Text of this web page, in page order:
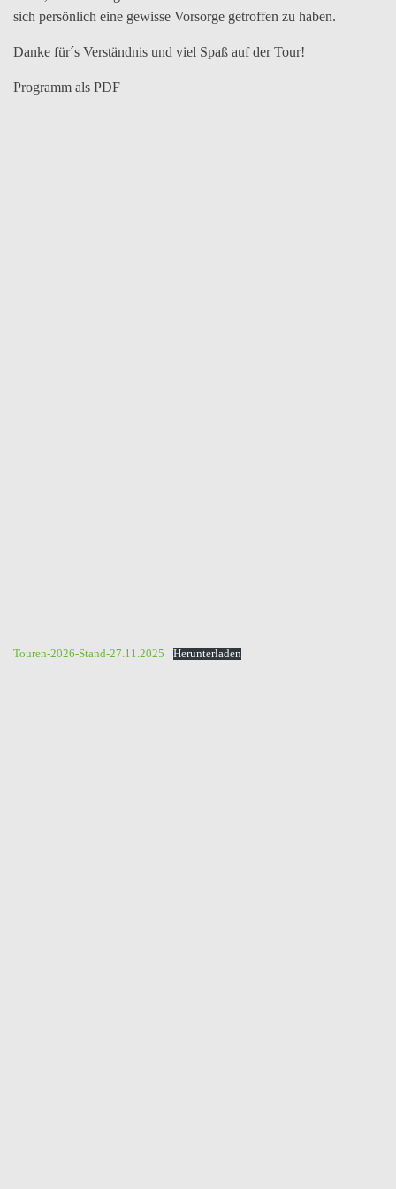
sich persönlich eine gewisse Vorsorge getroffen zu haben.
Danke für´s Verständnis und viel Spaß auf der Tour!
Programm als PDF
Touren-2026-Stand-27.11.2025 Herunterladen